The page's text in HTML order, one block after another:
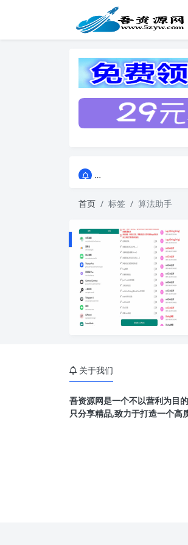
首页 标签 算法助手
关于我们
吾资源网是一个不以营利为目
只分享精品,致力于打造一个高